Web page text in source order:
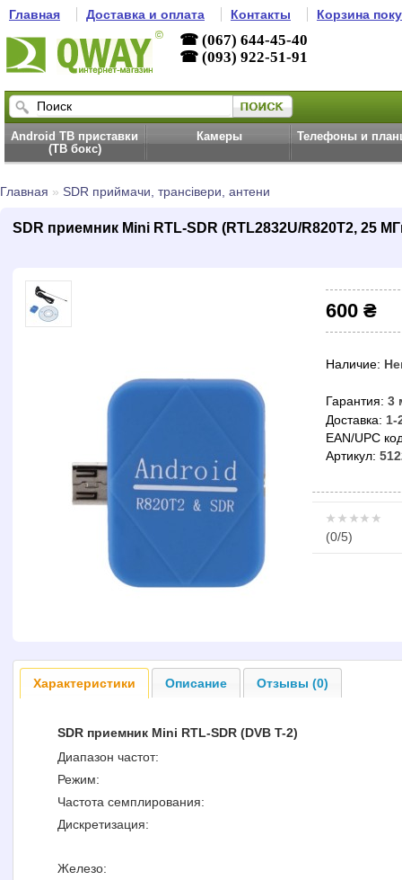
Главная Доставка и оплата Контакты Корзина
☎ (067) 644-45-40
☎ (093) 922-51-91
Android ТВ приставки
(ТВ бокс)
Камеры Телефоны и
Главная » SDR приймачи, трансівери, антени
SDR приемник Mini RTL-SDR (RTL2832U/R820T2, 25
600 ₴
Наличие:
Гарантия: 3
Доставка: 1-
EAN/UPC
Артикул:
(0/5)
Характеристики Описание Отзывы (0)
SDR приемник Mini RTL-SDR (DVB T-2)
Диапазон частот:
Режим:
Частота семплирования:
Дискретизация:
Железо: